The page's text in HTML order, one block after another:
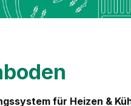
für Heizen &